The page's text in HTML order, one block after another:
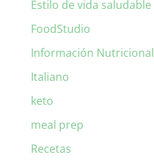
Estilo de vida saludable
FoodStudio
Información Nutricional
Italiano
keto
meal prep
Recetas